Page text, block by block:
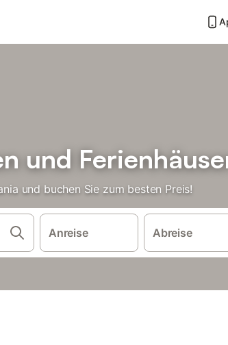
und
und buchen Sie zum besten Preis!
Anreise Abreise